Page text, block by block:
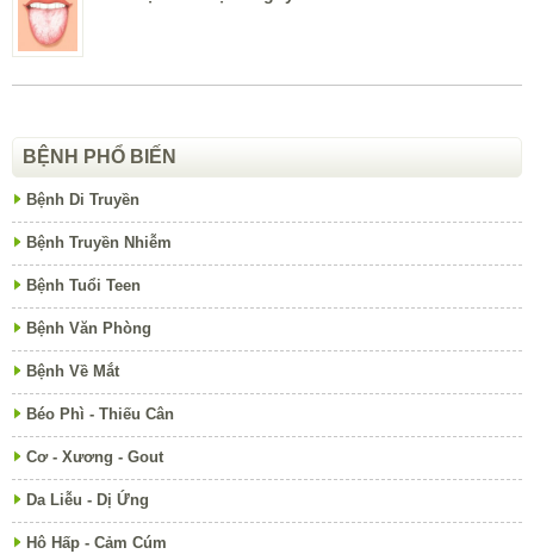
BỆNH PHỔ BIẾN
Bệnh Di Truyền
Bệnh Truyền Nhiễm
Bệnh Tuổi Teen
Bệnh Văn Phòng
Bệnh Về Mắt
Béo Phì - Thiếu Cân
Cơ - Xương - Gout
Da Liễu - Dị Ứng
Hô Hấp - Cảm Cúm